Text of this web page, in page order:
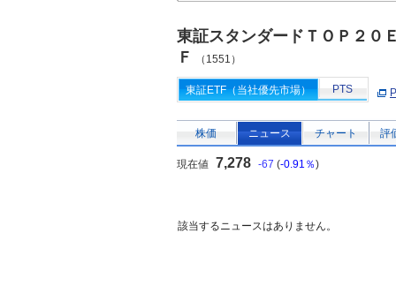
東証スタンダードＴＯＰ２０
Ｆ
（1551）
東証ETF（当社優先市場） PTS
株価 ニュース チャート 評
現在値 7,278 -67 (-0.91％)
該当するニュースはありません。